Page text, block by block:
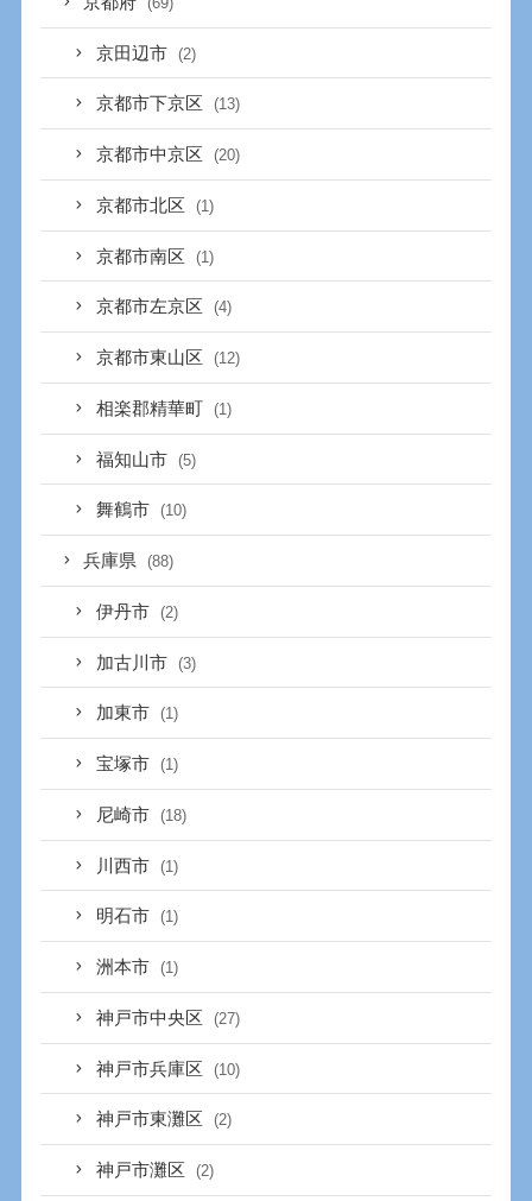
京田辺市 (2)
京都市下京区 (13)
京都市中京区 (20)
京都市北区 (1)
京都市南区 (1)
京都市左京区 (4)
京都市東山区 (12)
相楽郡精華町 (1)
福知山市 (5)
舞鶴市 (10)
兵庫県 (88)
伊丹市 (2)
加古川市 (3)
加東市 (1)
宝塚市 (1)
尼崎市 (18)
川西市 (1)
明石市 (1)
洲本市 (1)
神戸市中央区 (27)
神戸市兵庫区 (10)
神戸市東灘区 (2)
神戸市灘区 (2)